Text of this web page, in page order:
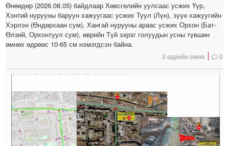
Өнөөдөр (2026.08.05) байдлаар Хөвсгөлийн уулсаас усжих Үүр,
Хэнтий нурууны баруун хажуугаас усжих Туул (Лүн), зүүн хажуугийн
Хэрлэн (Өндөрхаан сум), Хангай нурууны араас усжих Орхон (Бат-
Өлзий, Орхонтуул сум), өврийн Түй зэрэг голуудын усны түвшин
өмнөх өдрөөс 10-65 см нэмэгдсэн байна.
3 өдрийн өмнө 0